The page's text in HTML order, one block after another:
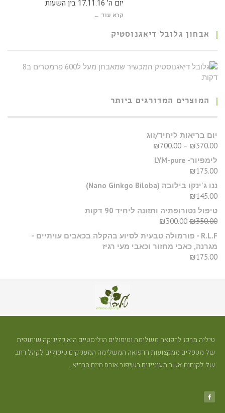
יום ה’ 17.11.16 בין השעות
קרא עוד ←
אבחון גלובל דיאגנוסטיק
המוצרים המדורגים ביותר
יום בריאות ליחיד/זוג
₪370.00
–
₪700.00
לימפיור- LYM-pure
₪175.00
​ננו ג'ינקו בילובה (Nano Ginkgo Biloba)
₪145.00
טיפול נטורופתיה ותזונה ליחיד 90 דקות
₪350.00
₪300.00
R.L.F - פורמולה טבעית לסיוע בהקלה בכאבים עויתיים -
מגרנה, כאבי מחזור וכאבי מעי רגיז
₪175.00
טיליה מרכז לרפואה משלימה וטיפולים הוליסטיים היא קליניקה שיתופית
של מטפלים ממקצועות הרפואה המשלימה המעניקים טיפולים לקהל רחב
של לקוחות אשר מעוניינים בשיפור אורח חיים הבריא.